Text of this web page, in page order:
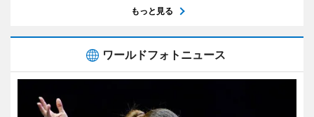
もっと見る
ワールドフォトニュース